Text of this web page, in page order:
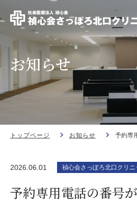
お知らせ
トップページ お知らせ 予約専
2026.06.01 禎心会さっぽろ北口クリニ
予約専用電話の番号